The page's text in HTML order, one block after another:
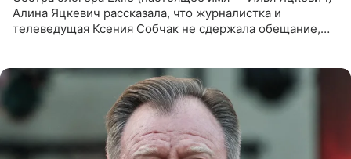
Алина Яцкевич рассказала, что журналистка и
телеведущая Ксения Собчак не сдержала обещание,